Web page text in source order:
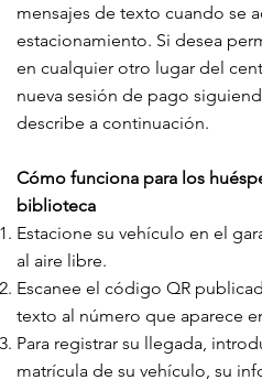
mensajes de texto cuando se
estacionamiento. Si desea
en cualquier otro lugar del
nueva sesión de pago
describe a continuación.
Cómo funciona para los
biblioteca
Estacione su vehículo en el
al aire libre.
Escanee el código QR
texto al número que aparece
Para registrar su llegada,
matrícula de su vehículo, su